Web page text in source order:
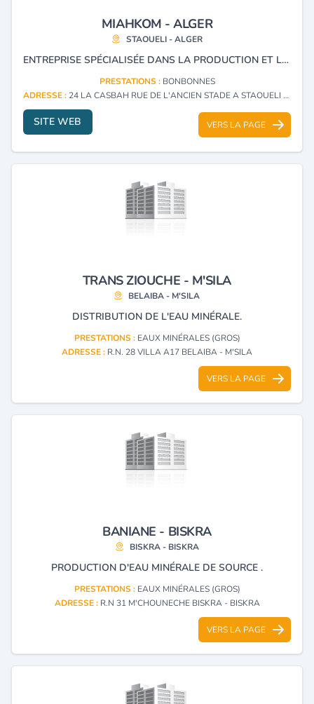
MIAHKOM - ALGER
STAOUELI - ALGER
ENTREPRISE SPÉCIALISÉE DANS LA PRODUCTION ET LA LIVRAISON DES BONBONNES D'EAU KAROURA 19 GOBELETS KAROURA 250 ML.
PRESTATIONS : BONBONNES
ADRESSE : 24 LA CASBAH RUE DE L'ANCIEN STADE A STAOUELI - ALGER
SITE WEB VERS LA PAGE
TRANS ZIOUCHE - M'SILA
BELAIBA - M'SILA
DISTRIBUTION DE L'EAU MINÉRALE.
PRESTATIONS : EAUX MINÉRALES (GROS)
ADRESSE : R.N. 28 VILLA A17 BELAIBA - M'SILA
VERS LA PAGE
BANIANE - BISKRA
BISKRA - BISKRA
PRODUCTION D'EAU MINÉRALE DE SOURCE .
PRESTATIONS : EAUX MINÉRALES (GROS)
ADRESSE : R.N 31 M'CHOUNECHE BISKRA - BISKRA
VERS LA PAGE